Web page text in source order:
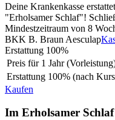
Deine Krankenkasse
"Erholsamer Schlaf"!
Mindestzeitraum von 8
BKK B. Braun Aesculap
Erstattung 100%
Preis für 1 Jahr
Erstattung 100% (nach
Kaufen
Im Erholsamer